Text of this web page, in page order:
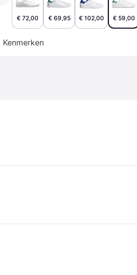
€ 72,00 € 69,95 € 102,00 € 59,00
Kenmerken